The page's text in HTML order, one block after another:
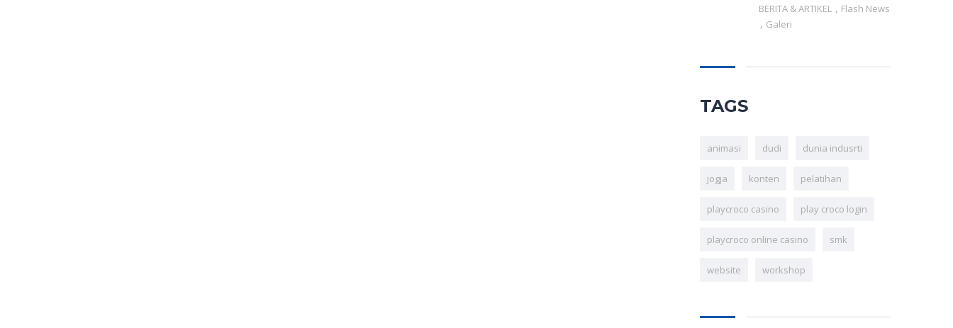
BERITA & ARTIKEL , Flash News
, Galeri
TAGS
animasi dudi dunia indusrti
jogja konten pelatihan
playcroco casino play croco login
playcroco online casino smk
website workshop